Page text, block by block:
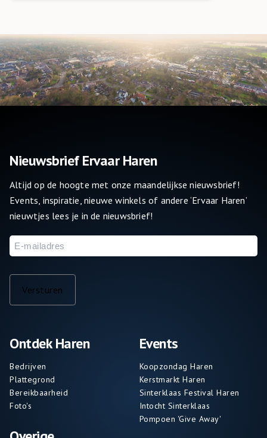
Ontdek Haren
Bedrijven
Plattegrond
Bereikbaarheid
Foto's
Events
Koopzondag Haren
Kerstmarkt Haren
Sinterklaas Festival Haren
Intocht Sinterklaas
Pompoen 'Give Away'
Nieuwsbrief Ervaar Haren
Altijd op de hoogte met onze maandelijkse nieuwsbrief!
Events, inspiratie, nieuwe winkels of andere ‘Ervaar Haren’
nieuwtjes lees je in de nieuwsbrief!
E-
mailadres
Versturen